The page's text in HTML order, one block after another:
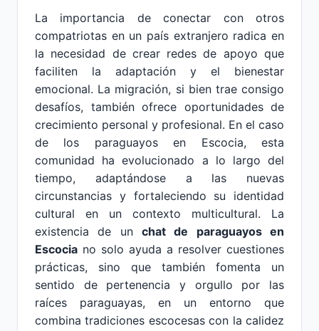
La importancia de conectar con otros
compatriotas en un país extranjero radica en
la necesidad de crear redes de apoyo que
faciliten la adaptación y el bienestar
emocional. La migración, si bien trae consigo
desafíos, también ofrece oportunidades de
crecimiento personal y profesional. En el caso
de los paraguayos en Escocia, esta
comunidad ha evolucionado a lo largo del
tiempo, adaptándose a las nuevas
circunstancias y fortaleciendo su identidad
cultural en un contexto multicultural. La
existencia de un chat de paraguayos en
Escocia no solo ayuda a resolver cuestiones
prácticas, sino que también fomenta un
sentido de pertenencia y orgullo por las
raíces paraguayas, en un entorno que
combina tradiciones escocesas con la calidez